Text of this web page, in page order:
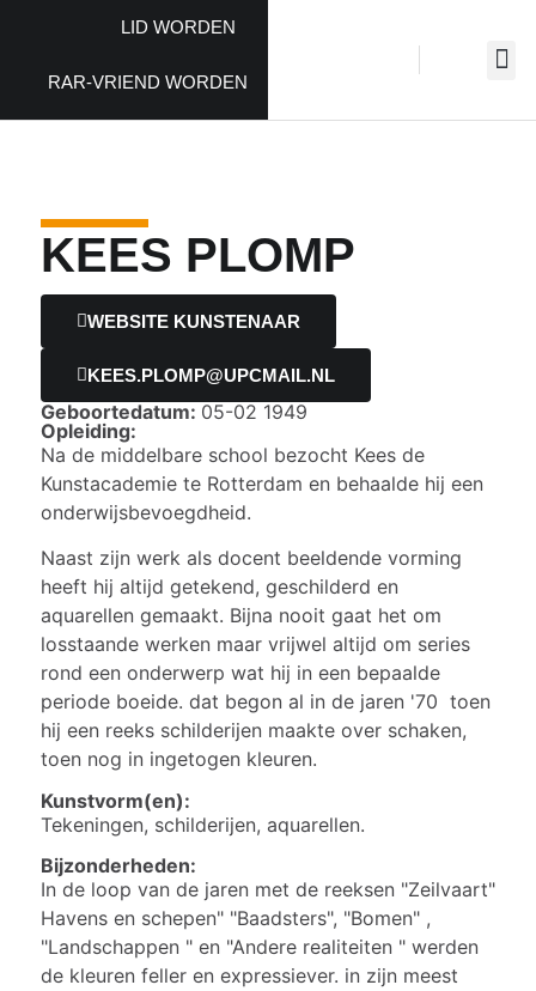
LID WORDEN
RAR-VRIEND WORDEN
KEES PLOMP
WEBSITE KUNSTENAAR
KEES.PLOMP@UPCMAIL.NL
Geboortedatum: 05-02 1949
Opleiding:
Na de middelbare school bezocht Kees de
Kunstacademie te Rotterdam en behaalde hij een
onderwijsbevoegdheid.
Naast zijn werk als docent beeldende vorming
heeft hij altijd getekend, geschilderd en
aquarellen gemaakt. Bijna nooit gaat het om
losstaande werken maar vrijwel altijd om series
rond een onderwerp wat hij in een bepaalde
periode boeide. dat begon al in de jaren '70 toen
hij een reeks schilderijen maakte over schaken,
toen nog in ingetogen kleuren.
Kunstvorm(en):
Tekeningen, schilderijen, aquarellen.
Bijzonderheden:
In de loop van de jaren met de reeksen "Zeilvaart"
Havens en schepen" "Baadsters", "Bomen" ,
"Landschappen " en "Andere realiteiten " werden
de kleuren feller en expressiever. in zijn meest